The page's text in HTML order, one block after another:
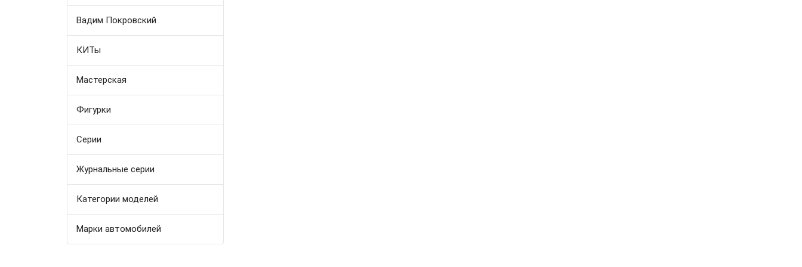
Вадим Покровский
КИТы
Мастерская
Фигурки
Серии
Журнальные серии
Категории моделей
Марки автомобилей